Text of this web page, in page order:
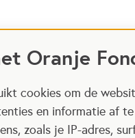
Oranje
cookies om de
en informatie af
zoals je IP-adres,